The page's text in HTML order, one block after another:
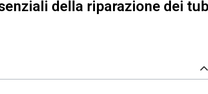
della riparazione dei